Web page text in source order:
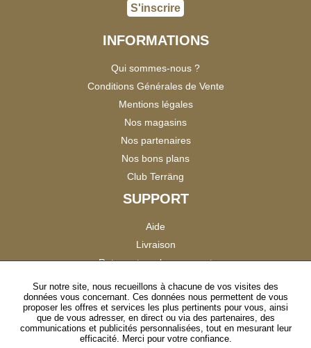
S'inscrire
INFORMATIONS
Qui sommes-nous ?
Conditions Générales de Vente
Mentions légales
Nos magasins
Nos partenaires
Nos bons plans
Club Terräng
SUPPORT
Aide
Livraison
Retour et remboursement
Tableau des couleurs
Réduction professionnels
Catalogues
Satisfaction Clients
Sur notre site, nous recueillons à chacune de vos visites des
données vous concernant. Ces données nous permettent de vous
proposer les offres et services les plus pertinents pour vous, ainsi
que de vous adresser, en direct ou via des partenaires, des
communications et publicités personnalisées, tout en mesurant leur
efficacité. Merci pour votre confiance.